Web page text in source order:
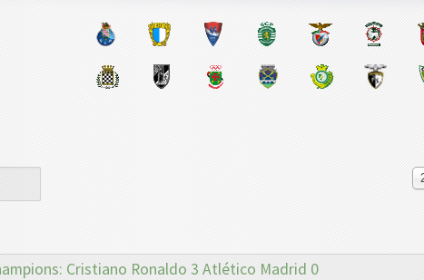
Cristiano Ronaldo 3 Atlético Madrid 0